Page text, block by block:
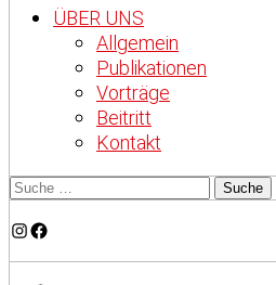
ÜBER UNS
Allgemein
Publikationen
Vorträge
Beitritt
Kontakt
Instagram
Facebook